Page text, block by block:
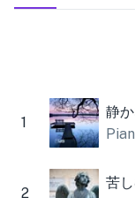
1
静
2
苦